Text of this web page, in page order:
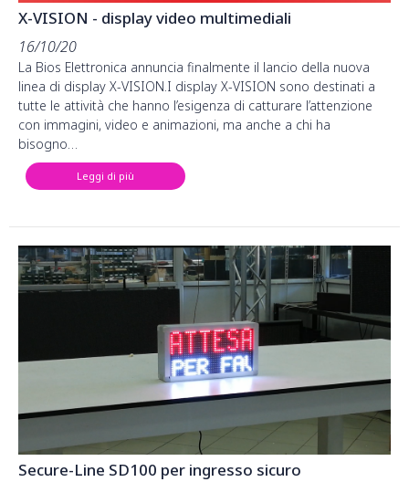
X-VISION - display video multimediali
16/10/20
La Bios Elettronica annuncia finalmente il lancio della nuova
linea di display X-VISION.I display X-VISION sono destinati a
tutte le attività che hanno l’esigenza di catturare l’attenzione
con immagini, video e animazioni, ma anche a chi ha
bisogno…
Leggi di più
Secure-Line SD100 per ingresso sicuro